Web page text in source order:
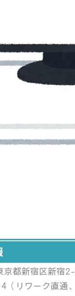
都新宿区新宿
リワーク直通